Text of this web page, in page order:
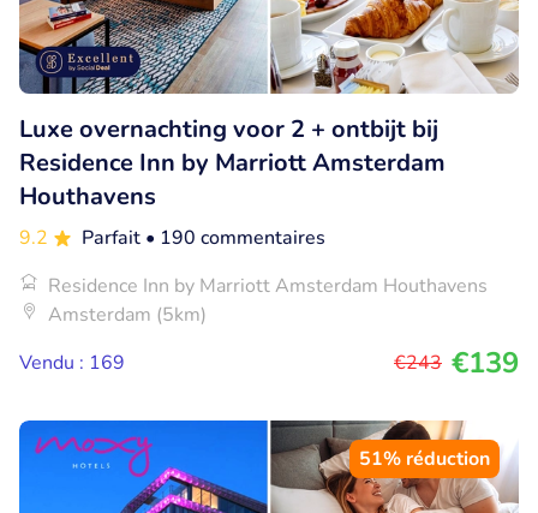
Luxe overnachting voor 2 + ontbijt bij
Residence Inn by Marriott Amsterdam
Houthavens
9.2 Parfait • 190 commentaires
Residence Inn by Marriott Amsterdam Houthavens
Amsterdam (5km)
Vendu : 169
€243 €139
51% réduction